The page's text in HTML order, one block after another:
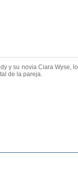
y su novia Ciara Wyse,
de la pareja.